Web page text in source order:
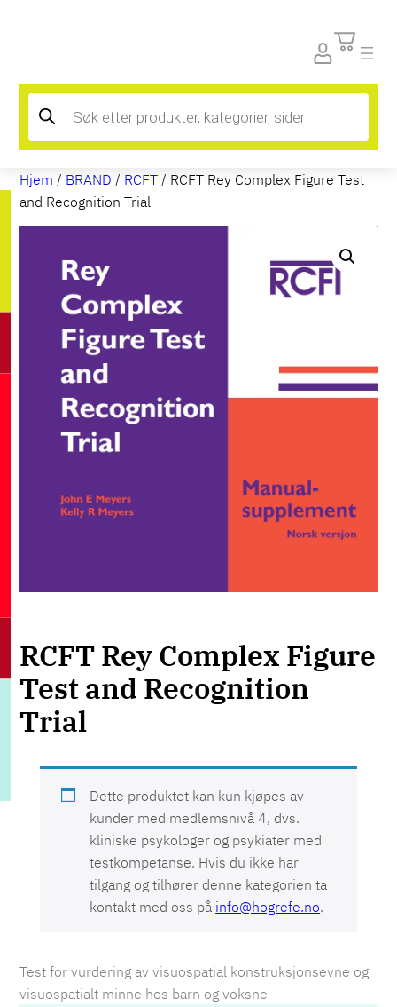
Products
search
Hjem / BRAND / RCFT / RCFT Rey Complex Figure Test
and Recognition Trial
RCFT Rey Complex Figure
Test and Recognition
Trial
Dette produktet kan kun kjøpes av
kunder med medlemsnivå 4, dvs.
kliniske psykologer og psykiater med
testkompetanse. Hvis du ikke har
tilgang og tilhører denne kategorien ta
kontakt med oss på info@hogrefe.no.
Test for vurdering av visuospatial konstruksjonsevne og
visuospatialt minne hos barn og voksne